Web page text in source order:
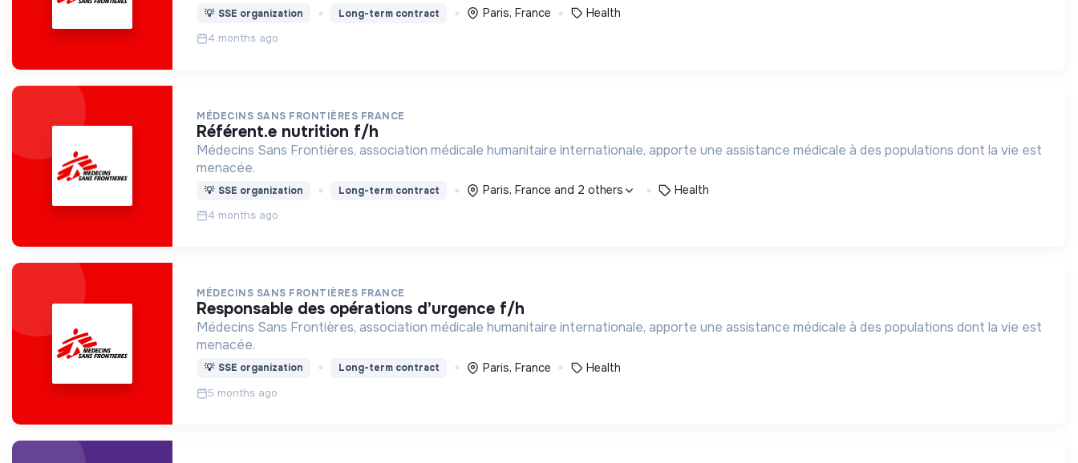
💡 SSE organization Long-term contract Paris, France Health
4 months ago
MÉDECINS SANS FRONTIÈRES FRANCE
référent.e nutrition f/h
Médecins Sans Frontières, association médicale humanitaire internationale, apporte une assistance médicale à des populations dont la vie est
menacée.
💡 SSE organization Long-term contract Paris, France and 2 others Health
4 months ago
MÉDECINS SANS FRONTIÈRES FRANCE
responsable des opérations d’urgence f/h
Médecins Sans Frontières, association médicale humanitaire internationale, apporte une assistance médicale à des populations dont la vie est
menacée.
💡 SSE organization Long-term contract Paris, France Health
5 months ago